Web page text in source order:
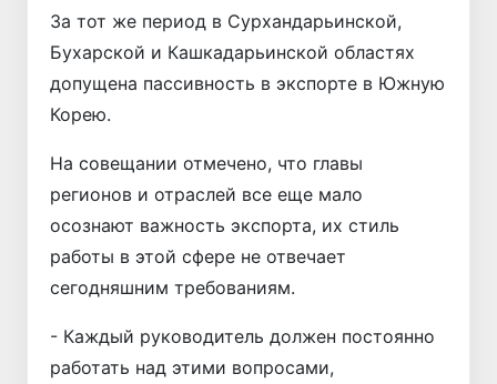
За тот же период в Сурхандарьинской,
Бухарской и Кашкадарьинской областях
допущена пассивность в экспорте в Южную
Корею.
На совещании отмечено, что главы
регионов и отраслей все еще мало
осознают важность экспорта, их стиль
работы в этой сфере не отвечает
сегодняшним требованиям.
- Каждый руководитель должен постоянно
работать над этими вопросами,